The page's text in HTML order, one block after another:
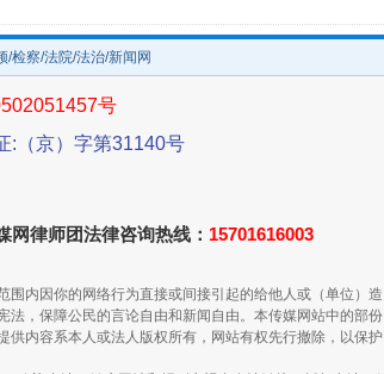
走走走！国家喊你健身啦
/检察/法院/法治/新闻网
号
:（京）字第31140号
律师团法律咨询热线： 15701616003
内因你的网络行为直接或间接引起的给他人或（单位）造
，保障公民的言论自由和新闻自由。本传媒网站中的部份
内容系本人或法人版权所有，网站有权先行撤除，以保护